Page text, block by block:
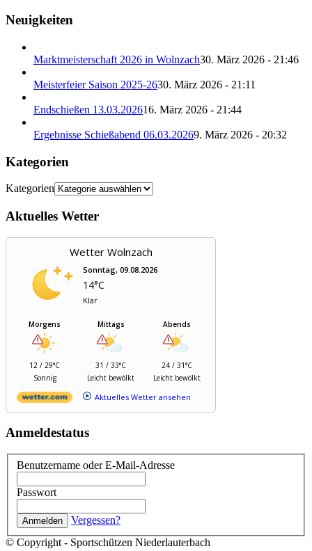
Neuigkeiten
Marktmeisterschaft 2026 in Wolnzach30. März 2026 - 21:46
Meisterfeier Saison 2025-2630. März 2026 - 21:11
Endschießen 13.03.202616. März 2026 - 21:44
Ergebnisse Schießabend 06.03.20269. März 2026 - 20:32
Kategorien
Kategorien
Aktuelles Wetter
Wetter Wolnzach
Sonntag, 09.08.2026
14°C
Klar
Morgens
12 / 29°C
Sonnig
Mittags
31 / 33°C
Leicht bewölkt
Abends
24 / 31°C
Leicht bewölkt
Aktuelles Wetter ansehen
Anmeldestatus
Benutzername oder E-Mail-Adresse
Passwort
Vergessen?
© Copyright - Sportschützen Niederlauterbach